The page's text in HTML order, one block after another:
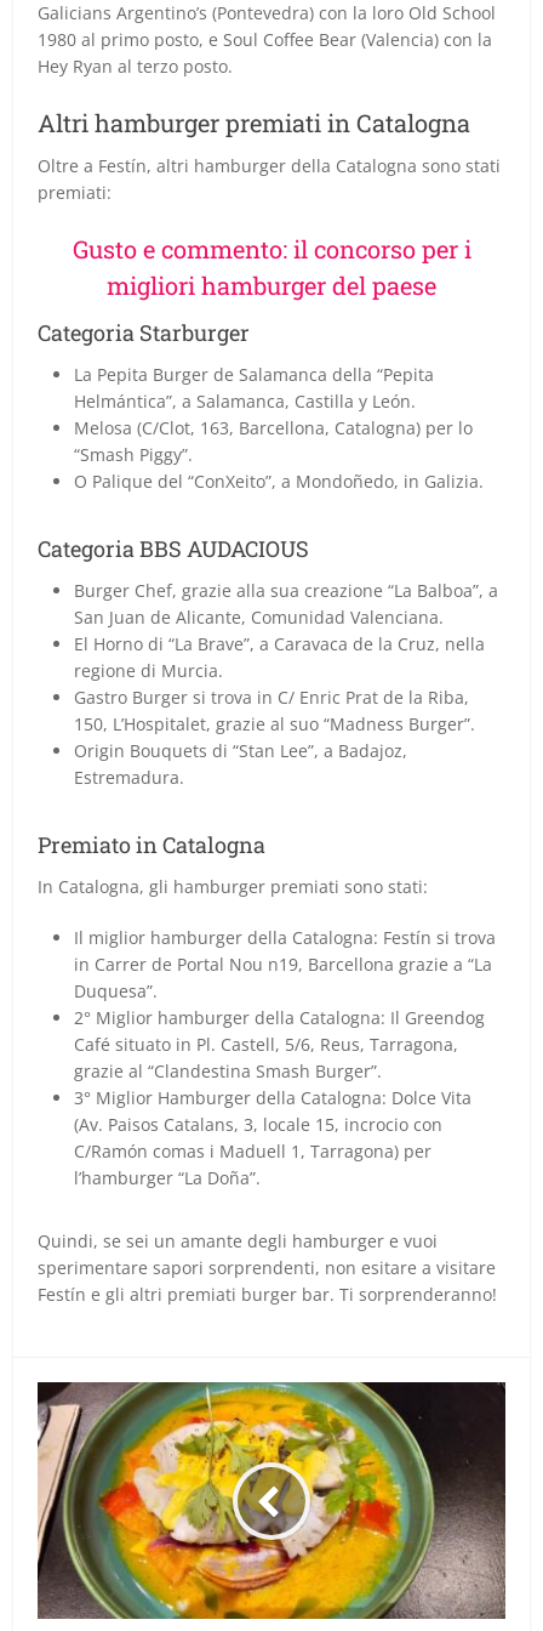
Galicians Argentino’s (Pontevedra) con la loro Old School
1980 al primo posto, e Soul Coffee Bear (Valencia) con la
Hey Ryan al terzo posto.
Altri hamburger premiati in Catalogna
Oltre a Festín, altri hamburger della Catalogna sono stati
premiati:
Gusto e commento: il concorso per i
migliori hamburger del paese
Categoria Starburger
La Pepita Burger de Salamanca della “Pepita
Helmántica”, a Salamanca, Castilla y León.
Melosa (C/Clot, 163, Barcellona, Catalogna) per lo
“Smash Piggy”.
O Palique del “ConXeito”, a Mondoñedo, in Galizia.
Categoria BBS AUDACIOUS
Burger Chef, grazie alla sua creazione “La Balboa”, a
San Juan de Alicante, Comunidad Valenciana.
El Horno di “La Brave”, a Caravaca de la Cruz, nella
regione di Murcia.
Gastro Burger si trova in C/ Enric Prat de la Riba,
150, L’Hospitalet, grazie al suo “Madness Burger”.
Origin Bouquets di “Stan Lee”, a Badajoz,
Estremadura.
Premiato in Catalogna
In Catalogna, gli hamburger premiati sono stati:
Il miglior hamburger della Catalogna: Festín si trova
in Carrer de Portal Nou n19, Barcellona grazie a “La
Duquesa”.
2° Miglior hamburger della Catalogna: Il Greendog
Café situato in Pl. Castell, 5/6, Reus, Tarragona,
grazie al “Clandestina Smash Burger”.
3° Miglior Hamburger della Catalogna: Dolce Vita
(Av. Paisos Catalans, 3, locale 15, incrocio con
C/Ramón comas i Maduell 1, Tarragona) per
l’hamburger “La Doña”.
Quindi, se sei un amante degli hamburger e vuoi
sperimentare sapori sorprendenti, non esitare a visitare
Festín e gli altri premiati burger bar. Ti sorprenderanno!